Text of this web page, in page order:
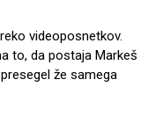
videoposnetkov.
to, da postaja Markeš
že samega